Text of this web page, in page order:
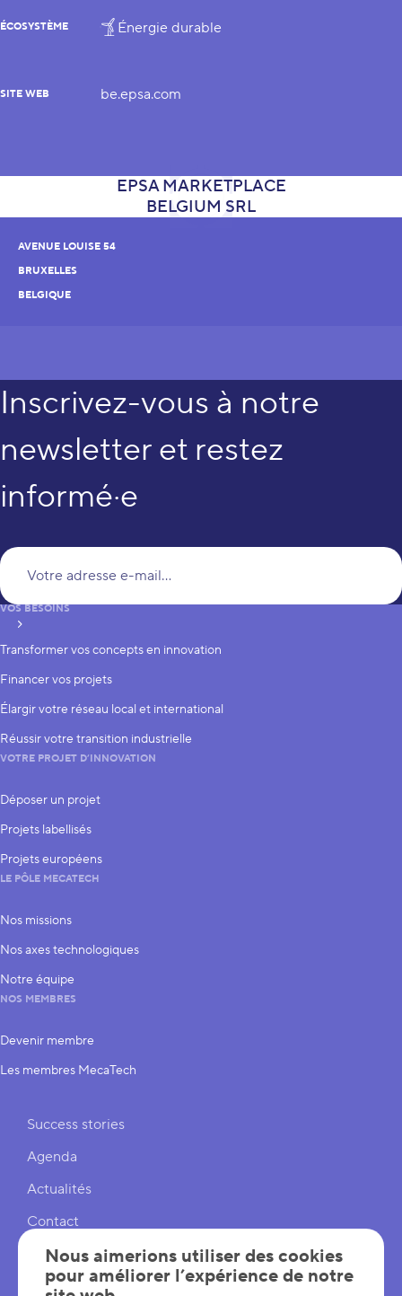
ÉCOSYSTÈME Énergie durable
SITE WEB be.epsa.com
AVENUE LOUISE 54
BRUXELLES
BELGIQUE
Inscrivez-vous à notre
newsletter et restez
informé·e
S’inscrire
VOS BESOINS
Transformer vos concepts en innovation
Financer vos projets
Élargir votre réseau local et international
Réussir votre transition industrielle
VOTRE PROJET D’INNOVATION
Déposer un projet
Projets labellisés
Projets européens
LE PÔLE MECATECH
Nos missions
Nos axes technologiques
Notre équipe
NOS MEMBRES
Devenir membre
Les membres MecaTech
Liens rapides
Success stories
Agenda
Actualités
Contact
Cookies
Réglages cookies
Nous aimerions utiliser des cookies
pour améliorer l’expérience de notre